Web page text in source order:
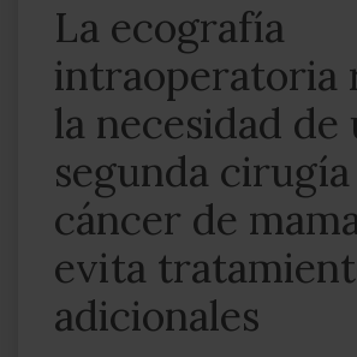
La ecografía
intraoperatoria
la necesidad de
segunda
cáncer de
evita
adicionales